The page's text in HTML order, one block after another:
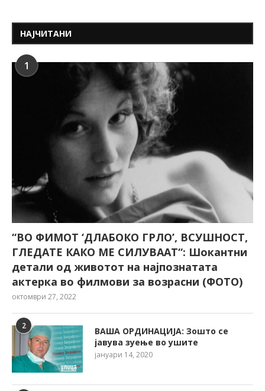
НАЈЧИТАНИ
1
“ВО ФИМОТ ‘ДЛАБОКО ГРЛО’, ВСУШНОСТ,
ГЛЕДАТЕ КАКО МЕ СИЛУВААТ“: Шокантни
детали од животот на најпознатата
актерка во филмови за возрасни (ФОТО)
октомври 27, 2022
2
ВАША ОРДИНАЦИЈА: Зошто се
јавува зуење во ушите
јануари 14, 2020